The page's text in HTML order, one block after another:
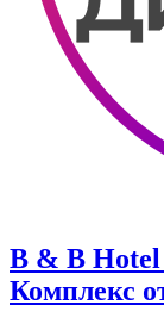
B & B
Комплекс